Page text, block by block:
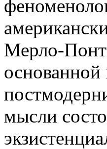
Мерло-
мысли